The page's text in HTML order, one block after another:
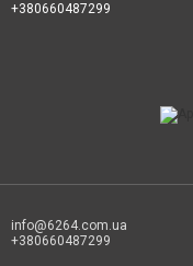
+380660487299
info@6264.com.ua
+380660487299